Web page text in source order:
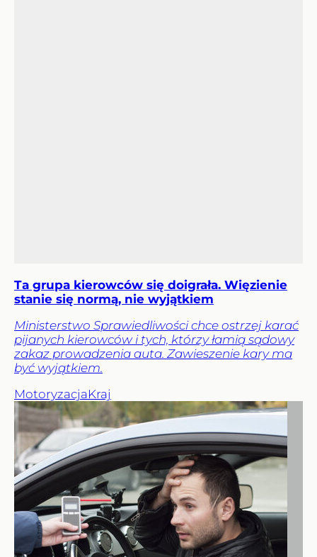
Ta grupa kierowców się doigrała. Więzienie
stanie się normą, nie wyjątkiem
Ministerstwo Sprawiedliwości chce ostrzej karać
pijanych kierowców i tych, którzy łamią sądowy
zakaz prowadzenia auta. Zawieszenie kary ma
być wyjątkiem.
MotoryzacjaKraj